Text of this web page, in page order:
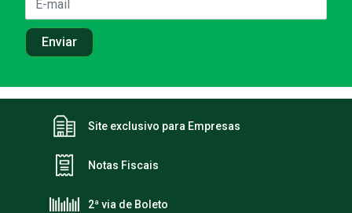
Site exclusivo para Empresas
Notas Fiscais
2ª via de Boleto